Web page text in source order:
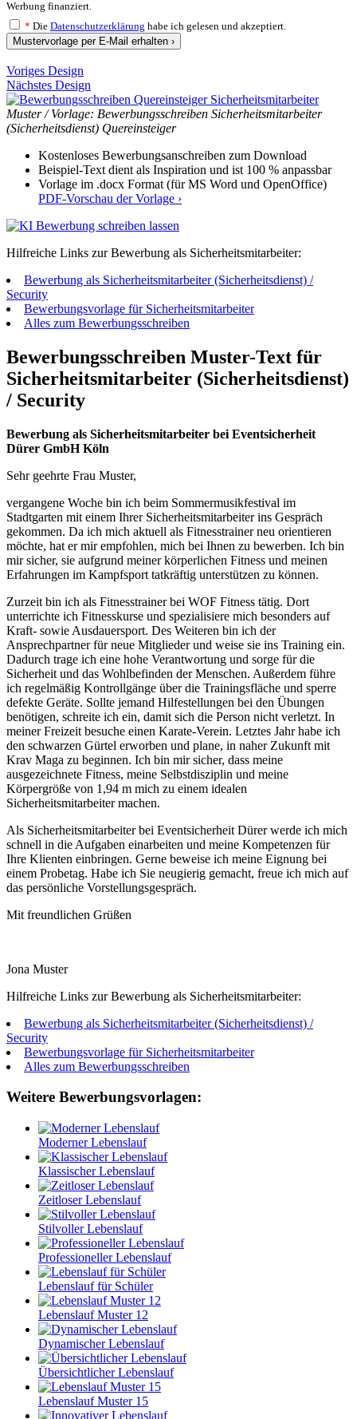
Werbung finanziert.
* Die Datenschutzerklärung habe ich gelesen und akzeptiert.
Mustervorlage per E-Mail erhalten ›
Voriges Design
Nächstes Design
Muster / Vorlage: Bewerbungsschreiben Sicherheitsmitarbeiter
(Sicherheitsdienst) Quereinsteiger
Kostenloses Bewerbungsanschreiben zum Download
Beispiel-Text dient als Inspiration und ist 100 % anpassbar
Vorlage im .docx Format (für MS Word und OpenOffice)
PDF-Vorschau der Vorlage ›
Hilfreiche Links zur Bewerbung als Sicherheitsmitarbeiter:
Bewerbung als Sicherheitsmitarbeiter (Sicherheitsdienst) /
Security
Bewerbungsvorlage für Sicherheitsmitarbeiter
Alles zum Bewerbungsschreiben
Bewerbungsschreiben Muster-Text für
Sicherheitsmitarbeiter (Sicherheitsdienst)
/ Security
Bewerbung als Sicherheitsmitarbeiter bei Eventsicherheit
Dürer GmbH Köln
Sehr geehrte Frau Muster,
vergangene Woche bin ich beim Sommermusikfestival im
Stadtgarten mit einem Ihrer Sicherheitsmitarbeiter ins Gespräch
gekommen. Da ich mich aktuell als Fitnesstrainer neu orientieren
möchte, hat er mir empfohlen, mich bei Ihnen zu bewerben. Ich bin
mir sicher, sie aufgrund meiner körperlichen Fitness und meinen
Erfahrungen im Kampfsport tatkräftig unterstützen zu können.
Zurzeit bin ich als Fitnesstrainer bei WOF Fitness tätig. Dort
unterrichte ich Fitnesskurse und spezialisiere mich besonders auf
Kraft- sowie Ausdauersport. Des Weiteren bin ich der
Ansprechpartner für neue Mitglieder und weise sie ins Training ein.
Dadurch trage ich eine hohe Verantwortung und sorge für die
Sicherheit und das Wohlbefinden der Menschen. Außerdem führe
ich regelmäßig Kontrollgänge über die Trainingsfläche und sperre
defekte Geräte. Sollte jemand Hilfestellungen bei den Übungen
benötigen, schreite ich ein, damit sich die Person nicht verletzt. In
meiner Freizeit besuche einen Karate-Verein. Letztes Jahr habe ich
den schwarzen Gürtel erworben und plane, in naher Zukunft mit
Krav Maga zu beginnen. Ich bin mir sicher, dass meine
ausgezeichnete Fitness, meine Selbstdisziplin und meine
Körpergröße von 1,94 m mich zu einem idealen
Sicherheitsmitarbeiter machen.
Als Sicherheitsmitarbeiter bei Eventsicherheit Dürer werde ich mich
schnell in die Aufgaben einarbeiten und meine Kompetenzen für
Ihre Klienten einbringen. Gerne beweise ich meine Eignung bei
einem Probetag. Habe ich Sie neugierig gemacht, freue ich mich auf
das persönliche Vorstellungsgespräch.
Mit freundlichen Grüßen
Jona Muster
Hilfreiche Links zur Bewerbung als Sicherheitsmitarbeiter:
Bewerbung als Sicherheitsmitarbeiter (Sicherheitsdienst) /
Security
Bewerbungsvorlage für Sicherheitsmitarbeiter
Alles zum Bewerbungsschreiben
Weitere Bewerbungsvorlagen:
Moderner Lebenslauf
Klassischer Lebenslauf
Zeitloser Lebenslauf
Stilvoller Lebenslauf
Professioneller Lebenslauf
Lebenslauf für Schüler
Lebenslauf Muster 12
Dynamischer Lebenslauf
Übersichtlicher Lebenslauf
Lebenslauf Muster 15